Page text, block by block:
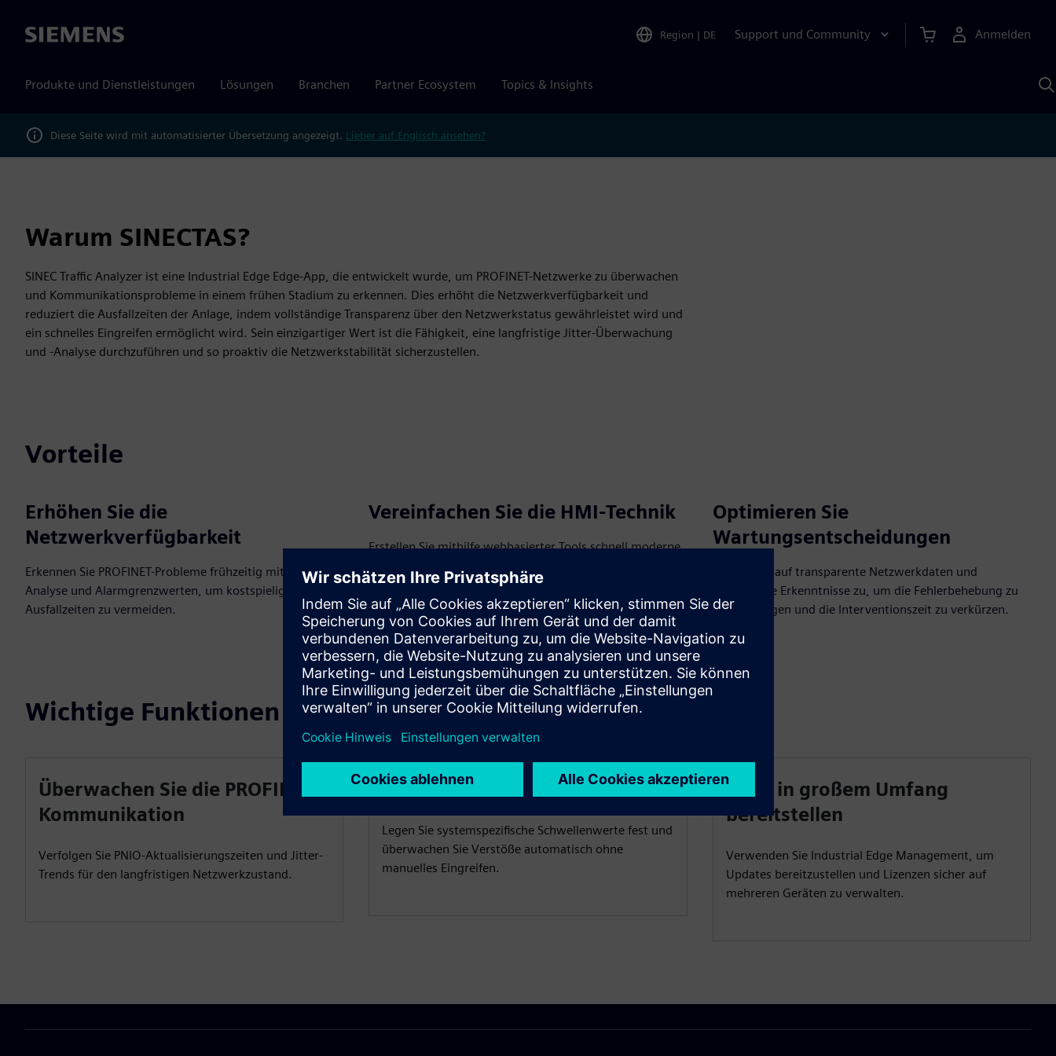
Siemens Region | DE Support und Community Anmelden
Produkte und Dienstleistungen Lösungen Branchen Partner Ecosystem Topics & Insights
KI
Diese Seite wird mit automatisierter Übersetzung angezeigt. Lieber auf Englisch ansehen?
Warum SINECTAS?
SINEC Traffic Analyzer ist eine Industrial Edge Edge-App, die entwickelt wurde, um PROFINET-Netzwerke zu überwachen
und Kommunikationsprobleme in einem frühen Stadium zu erkennen. Dies erhöht die Netzwerkverfügbarkeit und
reduziert die Ausfallzeiten der Anlage, indem vollständige Transparenz über den Netzwerkstatus gewährleistet wird und
ein schnelles Eingreifen ermöglicht wird. Sein einzigartiger Wert ist die Fähigkeit, eine langfristige Jitter-Überwachung
und -Analyse durchzuführen und so proaktiv die Netzwerkstabilität sicherzustellen.
Vorteile
Erhöhen Sie die
Netzwerkverfügbarkeit
Erkennen Sie PROFINET-Probleme frühzeitig mit Jitter-
Analyse und Alarmgrenzwerten, um kostspielige
Ausfallzeiten zu vermeiden.
Vereinfachen Sie die HMI-Technik
Erstellen Sie mithilfe webbasierter Tools schnell moderne
einen konsistenten Betrieb zu gewährleisten.
Optimieren Sie
Wartungsentscheidungen
Greifen Sie auf transparente Netzwerkdaten und
umsetzbare Erkenntnisse zu, um die Fehlerbehebung zu
beschleunigen und die Interventionszeit zu verkürzen.
Wichtige Funktionen
Überwachen Sie die PROFINET-
Kommunikation
Verfolgen Sie PNIO-Aktualisierungszeiten und Jitter-
Trends für den langfristigen Netzwerkzustand.
Alarme flexibel konfigurieren
Legen Sie systemspezifische Schwellenwerte fest und
überwachen Sie Verstöße automatisch ohne
manuelles Eingreifen.
Apps in großem Umfang
bereitstellen
Verwenden Sie Industrial Edge Management, um
Updates bereitzustellen und Lizenzen sicher auf
mehreren Geräten zu verwalten.